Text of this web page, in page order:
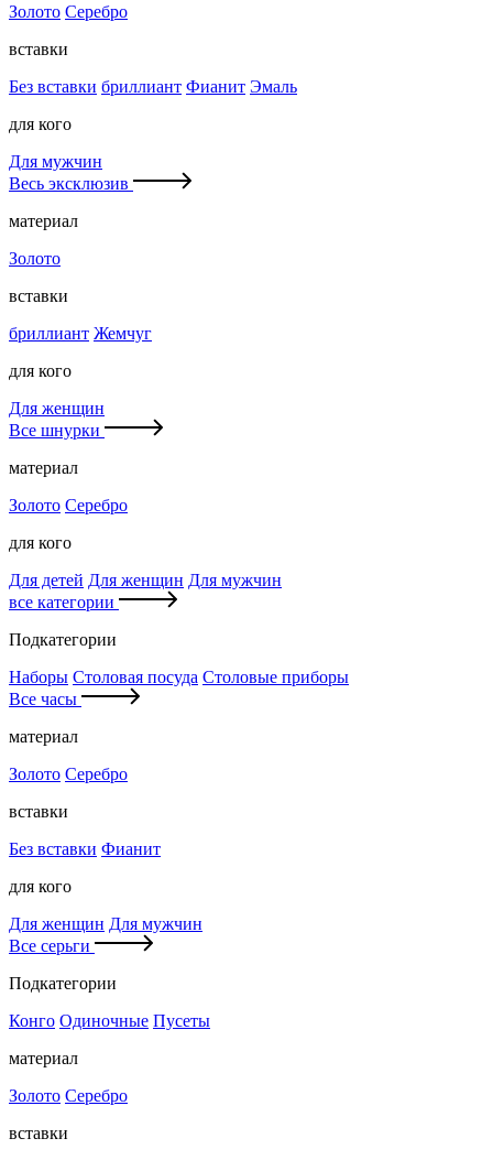
Золото Серебро
вставки
Без вставки бриллиант Фианит Эмаль
для кого
Для мужчин
Весь эксклюзив
материал
Золото
вставки
бриллиант Жемчуг
для кого
Для женщин
Все шнурки
материал
Золото Серебро
для кого
Для детей Для женщин Для мужчин
все категории
Подкатегории
Наборы Столовая посуда Столовые приборы
Все часы
материал
Золото Серебро
вставки
Без вставки Фианит
для кого
Для женщин Для мужчин
Все серьги
Подкатегории
Конго Одиночные Пусеты
материал
Золото Серебро
вставки